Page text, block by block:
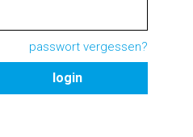
passwort vergessen?
login